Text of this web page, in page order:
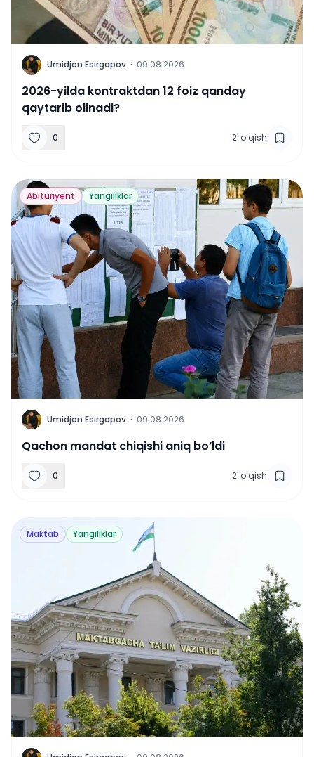
U Umidjon Esirgapov · 09.08.2026
2026-yilda kontraktdan 12 foiz qanday
qaytarib olinadi?
0 2' o‘qish
Abituriyent Yangiliklar
U Umidjon Esirgapov · 09.08.2026
Qachon mandat chiqishi aniq bo’ldi
0 2' o‘qish
Maktab Yangiliklar